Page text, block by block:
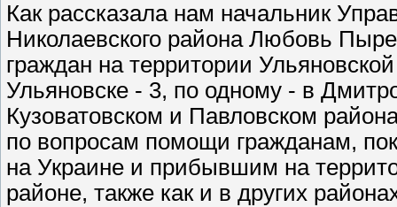
Как рассказала нам начальник
Николаевского района Любовь
граждан на территории
Ульяновске - 3, по одному - в
Кузоватовском и Павловском
по вопросам помощи гражданам,
на Украине и прибывшим на
районе, также как и в других